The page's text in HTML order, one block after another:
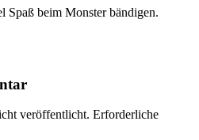
Spaß beim Monster bändigen.
veröffentlicht. Erforderliche